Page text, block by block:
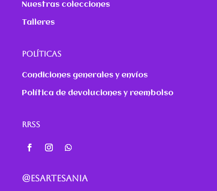
Nuestras colecciones
Talleres
POLÍTICAS
Condiciones generales y envíos
Política de devoluciones y reembolso
RRSS
@ESARTESANIA